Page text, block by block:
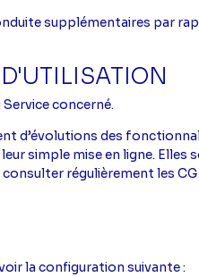
supplémentaires par
concerné.
d’évolutions des
simple mise en ligne. Elles
régulièrement les
la configuration suivante :